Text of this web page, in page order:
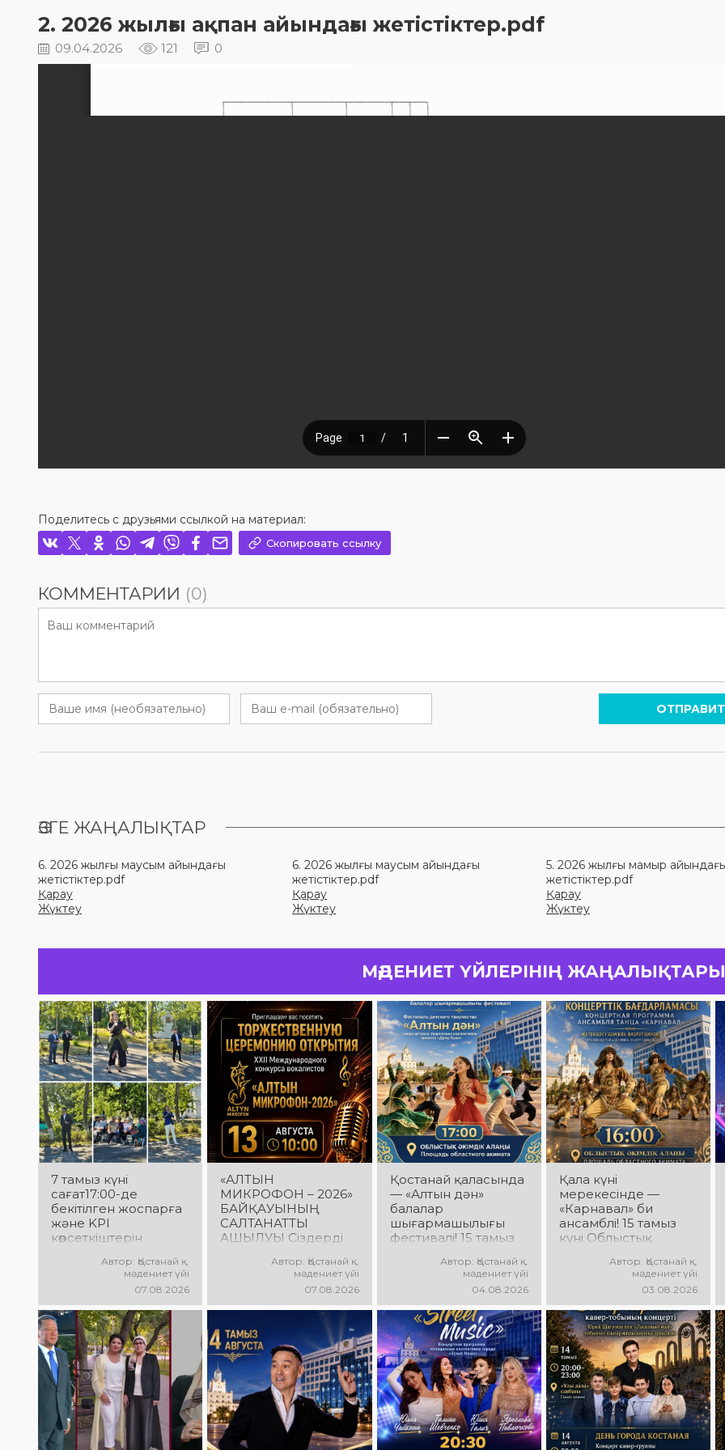
2. 2026 жылғы ақпан айындағы жетістіктер.pdf
09.04.2026 121 0
Поделитесь с друзьями ссылкой на материал:
Скопировать ссылку
КОММЕНТАРИИ (0)
ӨЗГЕ ЖАҢАЛЫҚТАР
6. 2026 жылғы маусым айындағы
жетістіктер.pdf
Қарау
Жүктеу
6. 2026 жылғы маусым айындағы
жетістіктер.pdf
Қарау
Жүктеу
5. 2026 жылғы мамыр
жетістіктер.pdf
Қарау
Жүктеу
МӘДЕНИЕТ ҮЙЛЕРІНІҢ ЖАҢАЛЫҚТАРЫ
7 тамыз күні
сағат17:00-де
бекітілген жоспарға
және KPI
көрсеткіштерін
«Таза Қазақстан»
экологиялық
акциясына арналған
көшпелі концерт
Меңдіқара
ауданының Красная
Пресня ауылында
өткізілді
Автор: Қостанай қ.
мәдениет үйі
07.08.2026
«АЛТЫН
МИКРОФОН – 2026»
БАЙҚАУЫНЫҢ
САЛТАНАТТЫ
АШЫЛУЫ Сіздерді
«Алтын микрофон –
халықаралық
байқауының
салтанатты ашылу
рәсіміне шақырамыз!
Бұл күні түрлі
елдерден келген
талантты
орындаушылар бас
қосып, үлкен
шығармашылық
додаға жол ашады.
Автор: Қостанай қ.
мәдениет үйі
07.08.2026
Қостанай қаласында
— «Алтын дән»
балалар
шығармашылығы
фестивалі! 15 тамыз
әкімдік алаңында
«Даму бала»
жобасының балалар
шығармашылық
ұжымдары
қатысатын «Алтын
дән» фестивалі өтеді!
Сіздерді жас
таланттардың
жарқын өнері, әсем
әндер, әсерлі билер
мен мерекелік көңіл
күй күтеді!
Автор: Қостанай қ.
мәдениет үйі
04.08.2026
Қала күні
мерекесінде —
«Карнавал» би
ансамблі! 15 тамыз
күні Облыстық
«Карнавал» би
ансамблінің
бағдарламасы өтеді!
Ансамбль жетекшісі
— Шамиль
Фахрутдинов.
Сіздерді әсерлі
хореографиялық
қойылымдар,
жарқын бейнелер,
қуатты ырғақ пен
мерекелік көңіл күй
Автор: Қостанай қ.
мәдениет үйі
03.08.2026